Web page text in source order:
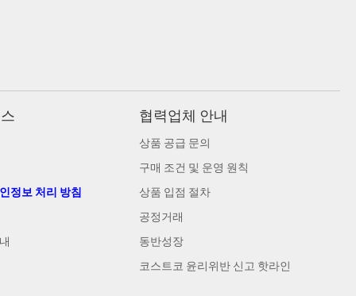
정보 처리 방침
협력업체 안내
상품 공급 문의
구매 조건 및 운영 원칙
상품 입점 절차
공정거래
동반성장
코스트코 윤리위반 신고 핫라인